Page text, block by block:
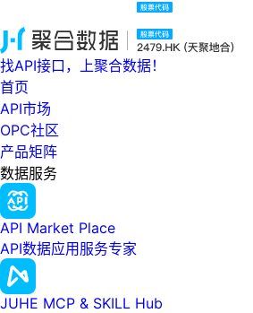
找API接口，上聚合数据！
首页
API市场
OPC社区
产品矩阵
数据服务
API Market Place
API数据应用服务专家
JUHE MCP & SKILL Hub